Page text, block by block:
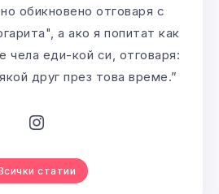
обикновено отговаря с
а ако я попитат как
еди-кой си, отговаря:
друг през това време.”
статии